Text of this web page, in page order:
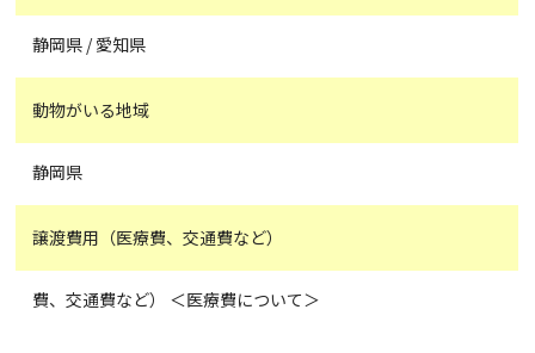
静岡県 / 愛知県
動物がいる地域
静岡県
譲渡費用（医療費、交通費など）
費、交通費など） ＜医療費について＞